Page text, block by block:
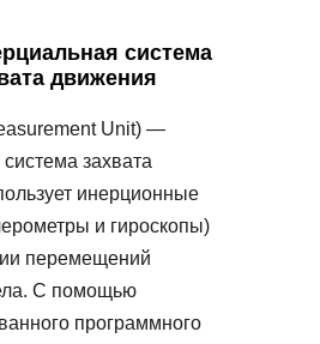
Unit) —
захвата
инерционные
и гироскопы)
перемещений
С помощью
программного
система
движения